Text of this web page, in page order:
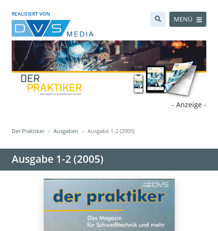
REALISIERT VON
MENÜ
- Anzeige -
Der Praktiker Ausgaben Ausgabe 1-2 (2005)
Ausgabe 1-2 (2005)